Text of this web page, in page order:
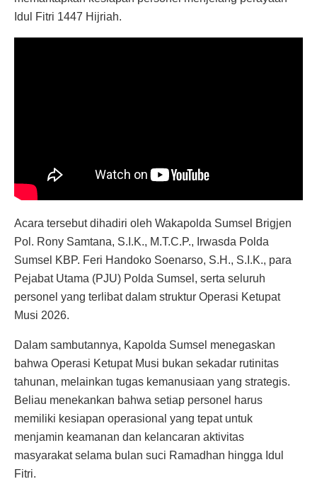
Idul Fitri 1447 Hijriah.
Acara tersebut dihadiri oleh Wakapolda Sumsel Brigjen
Pol. Rony Samtana, S.I.K., M.T.C.P., Irwasda Polda
Sumsel KBP. Feri Handoko Soenarso, S.H., S.I.K., para
Pejabat Utama (PJU) Polda Sumsel, serta seluruh
personel yang terlibat dalam struktur Operasi Ketupat
Musi 2026.
Dalam sambutannya, Kapolda Sumsel menegaskan
bahwa Operasi Ketupat Musi bukan sekadar rutinitas
tahunan, melainkan tugas kemanusiaan yang strategis.
Beliau menekankan bahwa setiap personel harus
memiliki kesiapan operasional yang tepat untuk
menjamin keamanan dan kelancaran aktivitas
masyarakat selama bulan suci Ramadhan hingga Idul
Fitri.